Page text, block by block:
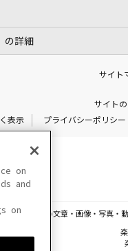
の詳細
サイト
サイト
表示
プライバシーポリシー
れている一切の文章・画像・写真・
on
and
on